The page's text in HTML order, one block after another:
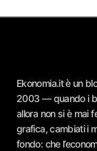
Ekonomia.it è un
2003 — quando i
allora non si è mai
grafica, cambiati i
fondo: che